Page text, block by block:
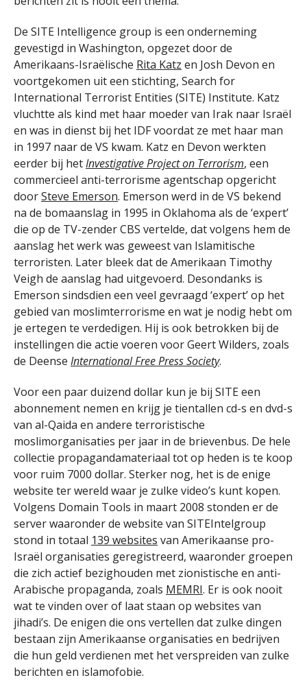
De SITE Intelligence group is een onderneming
gevestigd in Washington, opgezet door de
Amerikaans-Israëlische Rita Katz en Josh Devon en
voortgekomen uit een stichting, Search for
International Terrorist Entities (SITE) Institute. Katz
vluchtte als kind met haar moeder van Irak naar Israël
en was in dienst bij het IDF voordat ze met haar man
in 1997 naar de VS kwam. Katz en Devon werkten
eerder bij hetInvestigative Project on Terrorism, een
commercieel anti-terrorisme agentschap opgericht
doorSteve Emerson. Emerson werd in de VS bekend
na de bomaanslag in 1995 in Oklahoma als de ‘expert’
die op de TV-zender CBS vertelde, dat volgens hem de
aanslag het werk was geweest van Islamitische
terroristen. Later bleek dat de Amerikaan Timothy
Veigh de aanslag had uitgevoerd. Desondanks is
Emerson sindsdien een veel gevraagd ‘expert’ op het
gebied van moslimterrorisme en wat je nodig hebt om
je ertegen te verdedigen. Hij is ook betrokken bij de
instellingen die actie voeren voor Geert Wilders, zoals
de Deense International Free Press Society.
Voor een paar duizend dollar kun je bij SITE een
abonnement nemen en krijg je tientallen cd-s en dvd-s
van al-Qaida en andere terroristische
moslimorganisaties per jaar in de brievenbus. De hele
collectie propagandamateriaal tot op heden is te koop
voor ruim 7000 dollar. Sterker nog, het is de enige
website ter wereld waar je zulke video’s kunt kopen.
Volgens Domain Tools in maart 2008 stonden er de
server waaronder de website van SITEIntelgroup
stond in totaal 139 websites van Amerikaanse pro-
Israël organisaties geregistreerd, waaronder groepen
die zich actief bezighouden met zionistische en anti-
Arabische propaganda, zoals MEMRI. Er is ook nooit
wat te vinden over of laat staan op websites van
jihadi’s. De enigen die ons vertellen dat zulke dingen
bestaan zijn Amerikaanse organisaties en bedrijven
die hun geld verdienen met het verspreiden van zulke
berichten en islamofobie.